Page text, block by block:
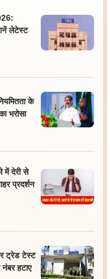
लेटेस्ट
के
भरोसा
देरी से
प्रदर्शन
ट्रेड टेस्ट
हटाए